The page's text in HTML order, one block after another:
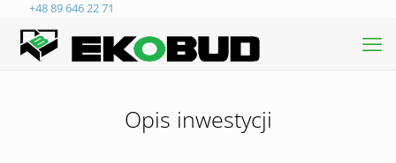
+48 89 646 22 71
Opis inwestycji